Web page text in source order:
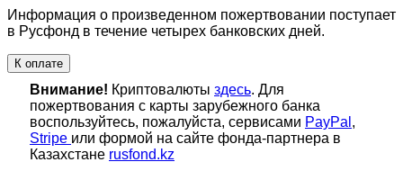
Информация о произведенном пожертвовании поступает
в Русфонд в течение четырех банковских дней.
К оплате
Внимание! Криптовалюты здесь. Для
пожертвования с карты зарубежного банка
воспользуйтесь, пожалуйста, сервисами PayPal ,
Stripe или формой на сайте фонда-партнера в
Казахстане rusfond.kz